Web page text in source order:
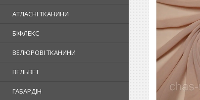
АТЛАСНІ ТКАНИНИ
БІФЛЕКС
ВЕЛЮРОВІ ТКАНИНИ
ВЕЛЬВЕТ
ГАБАРДІН